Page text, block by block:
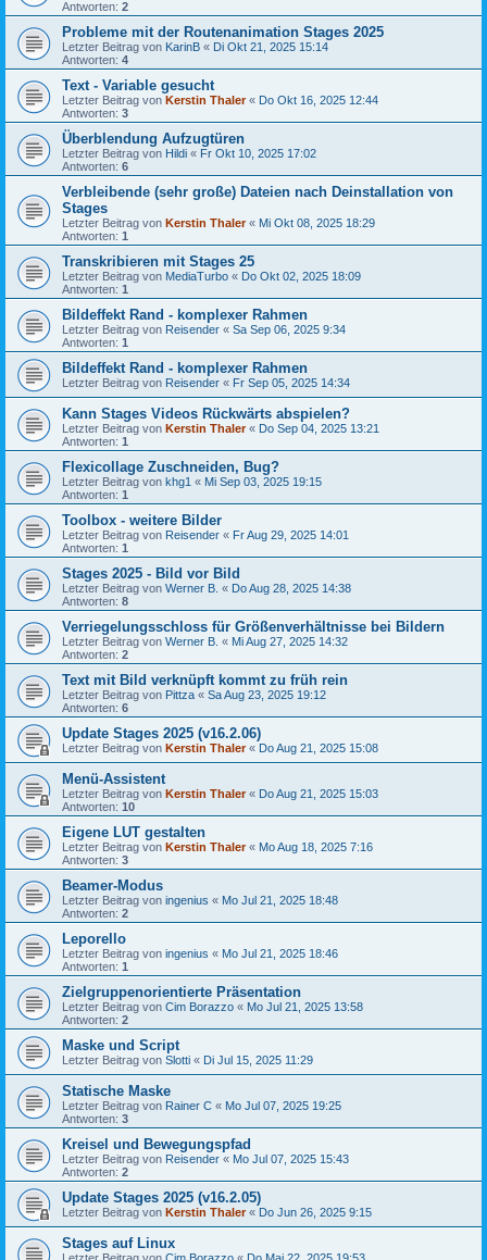
Antworten: 2
Probleme mit der Routenanimation Stages 2025
Letzter Beitrag von KarinB « Di Okt 21, 2025 15:14
Antworten: 4
Text - Variable gesucht
Letzter Beitrag von Kerstin Thaler« Do Okt 16, 2025 12:44
Antworten: 3
Überblendung Aufzugtüren
Letzter Beitrag von Hildi « Fr Okt 10, 2025 17:02
Antworten: 6
Verbleibende (sehr große) Dateien nach Deinstallation von
Stages
Letzter Beitrag von Kerstin Thaler« Mi Okt 08, 2025 18:29
Antworten: 1
Transkribieren mit Stages 25
Letzter Beitrag von MediaTurbo « Do Okt 02, 2025 18:09
Antworten: 1
Bildeffekt Rand - komplexer Rahmen
Letzter Beitrag von Reisender « Sa Sep 06, 2025 9:34
Antworten: 1
Bildeffekt Rand - komplexer Rahmen
Letzter Beitrag von Reisender « Fr Sep 05, 2025 14:34
Kann Stages Videos Rückwärts abspielen?
Letzter Beitrag von Kerstin Thaler« Do Sep 04, 2025 13:21
Antworten: 1
Flexicollage Zuschneiden, Bug?
Letzter Beitrag von khg1 « Mi Sep 03, 2025 19:15
Antworten: 1
Toolbox - weitere Bilder
Letzter Beitrag von Reisender « Fr Aug 29, 2025 14:01
Antworten: 1
Stages 2025 - Bild vor Bild
Letzter Beitrag von Werner B. « Do Aug 28, 2025 14:38
Antworten: 8
Verriegelungsschloss für Größenverhältnisse bei Bildern
Letzter Beitrag von Werner B. « Mi Aug 27, 2025 14:32
Antworten: 2
Text mit Bild verknüpft kommt zu früh rein
Letzter Beitrag von Pittza « Sa Aug 23, 2025 19:12
Antworten: 6
Update Stages 2025 (v16.2.06)
Letzter Beitrag von Kerstin Thaler« Do Aug 21, 2025 15:08
Menü-Assistent
Letzter Beitrag von Kerstin Thaler« Do Aug 21, 2025 15:03
Antworten: 10
Eigene LUT gestalten
Letzter Beitrag von Kerstin Thaler« Mo Aug 18, 2025 7:16
Antworten: 3
Beamer-Modus
Letzter Beitrag von ingenius « Mo Jul 21, 2025 18:48
Antworten: 2
Leporello
Letzter Beitrag von ingenius « Mo Jul 21, 2025 18:46
Antworten: 1
Zielgruppenorientierte Präsentation
Letzter Beitrag von Cim Borazzo « Mo Jul 21, 2025 13:58
Antworten: 2
Maske und Script
Letzter Beitrag von Slotti « Di Jul 15, 2025 11:29
Statische Maske
Letzter Beitrag von Rainer C « Mo Jul 07, 2025 19:25
Antworten: 3
Kreisel und Bewegungspfad
Letzter Beitrag von Reisender « Mo Jul 07, 2025 15:43
Antworten: 2
Update Stages 2025 (v16.2.05)
Letzter Beitrag von Kerstin Thaler« Do Jun 26, 2025 9:15
Stages auf Linux